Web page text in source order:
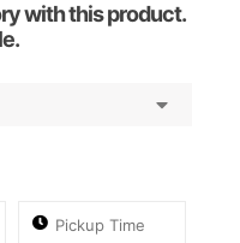
with this product.